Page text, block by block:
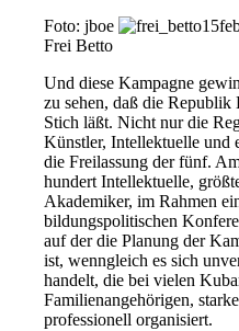
Foto: jboe
Frei Betto
Und diese Kampagne
zu sehen, daß die
Stich läßt. Nicht nur die
Künstler, Intellektuelle und
die Freilassung der fünf.
hundert Intellektuelle,
Akademiker, im Rahmen
bildungspolitischen
auf der die Planung der
ist, wenngleich es sich
handelt, die bei vielen
Familienangehörigen,
professionell organisiert.